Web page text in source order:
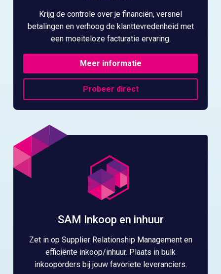
Krijg de controle over je financiën, versnel
betalingen en verhoog de klanttevredenheid met
een moeiteloze facturatie ervaring.
Meer informatie
Probeer direct
SAM Inkoop en inhuur
Zet in op Supplier Relationship Management en
efficiënte inkoop/inhuur. Plaats in bulk
inkooporders bij jouw favoriete leveranciers.